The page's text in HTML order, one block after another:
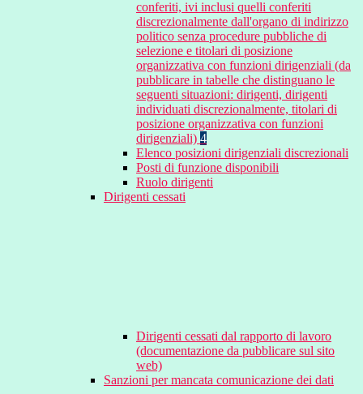
conferiti, ivi inclusi quelli conferiti
discrezionalmente dall'organo di indirizzo
politico senza procedure pubbliche di
selezione e titolari di posizione
organizzativa con funzioni dirigenziali (da
pubblicare in tabelle che distinguano le
seguenti situazioni: dirigenti, dirigenti
individuati discrezionalmente, titolari di
posizione organizzativa con funzioni
dirigenziali) 4
Elenco posizioni dirigenziali discrezionali
Posti di funzione disponibili
Ruolo dirigenti
Dirigenti cessati
Dirigenti cessati dal rapporto di lavoro
(documentazione da pubblicare sul sito
web)
Sanzioni per mancata comunicazione dei dati